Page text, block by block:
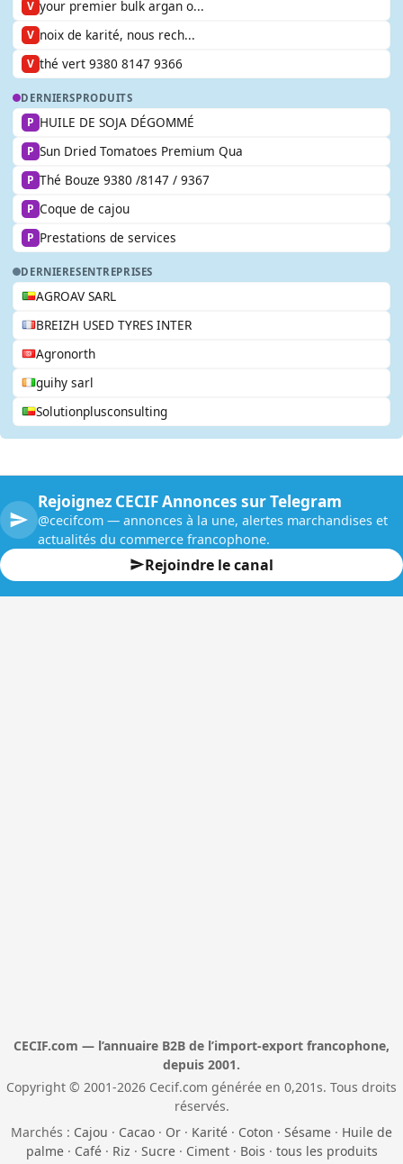
V your premier bulk argan o...
V noix de karité, nous rech...
V thé vert 9380 8147 9366
DERNIERSPRODUITS
P HUILE DE SOJA DÉGOMMÉ
P Sun Dried Tomatoes Premium Qua
P Thé Bouze 9380 /8147 / 9367
P Coque de cajou
P Prestations de services
DERNIERESENTREPRISES
AGROAV SARL
BREIZH USED TYRES INTER
Agronorth
guihy sarl
Solutionplusconsulting
Rejoignez CECIF Annonces sur Telegram
@cecifcom — annonces à la une, alertes marchandises et
actualités du commerce francophone.
Rejoindre le canal
CECIF.com — l’annuaire B2B de l’import-export francophone,
depuis 2001.
Copyright © 2001-2026 Cecif.com générée en 0,201s. Tous droits
réservés.
Marchés : Cajou · Cacao · Or · Karité · Coton · Sésame · Huile de
palme· Café· Riz · Sucre· Ciment· Bois · tous les produits